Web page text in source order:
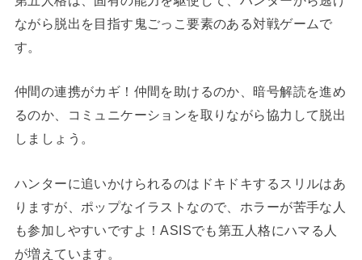
ながら脱出を目指す鬼ごっこ要素のある対戦ゲームで
す。
仲間の連携がカギ！仲間を助けるのか、暗号解読を進め
るのか、コミュニケーションを取りながら協力して脱出
しましょう。
ハンターに追いかけられるのはドキドキするスリルはあ
りますが、ポップなイラストなので、ホラーが苦手な人
も参加しやすいですよ！ASISでも第五人格にハマる人
が増えています。